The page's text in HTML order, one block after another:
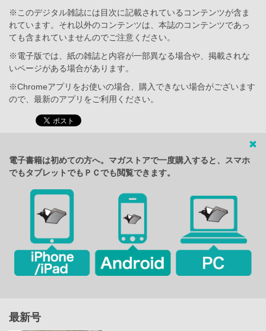
※このデジタル雑誌には目次に記載されているコンテンツが含ま
れています。それ以外のコンテンツは、本誌のコンテンツであっ
ても含まれていませんのでご注意ください。
※電子版では、紙の雑誌と内容が一部異なる場合や、掲載されな
いページがある場合があります。
※Chromeアプリをお使いの場合、購入できない場合がございます
ので、最新のアプリをご利用ください。
電子書籍は初めての方へ。マガストアで一度購入すると、スマホ
でもタブレットでもＰＣでも閲覧できます。
最新号